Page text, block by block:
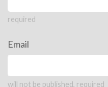
required
Email
will not be published, required